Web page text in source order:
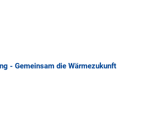
- Gemeinsam die Wärmezukunft